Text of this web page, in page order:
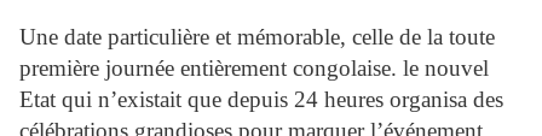
Une date particulière et mémorable, celle de la toute
première journée entièrement congolaise. le nouvel
Etat qui n’existait que depuis 24 heures organisa des